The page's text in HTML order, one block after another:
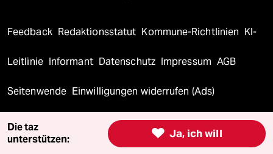
Feedback Redaktionsstatut Kommune-Richtlinien KI-
Leitlinie Informant Datenschutz Impressum AGB
Seitenwende Einwilligungen widerrufen (Ads)
 Ja, ich will
Die taz
unterstützen: